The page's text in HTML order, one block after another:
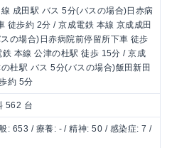
成田駅 バス 5分(バスの場合)日赤病
徒歩約 2分 / 京成電鉄 本線 京成成田
の場合)日赤病院前停留所下車 徒歩
本線 公津の杜駅 徒歩 15分 / 京成
杜駅 バス 5分(バスの場合)飯田新田
約 5分
562 台
: 653 / 療養: - / 精神: 50 / 感染症: 7 /